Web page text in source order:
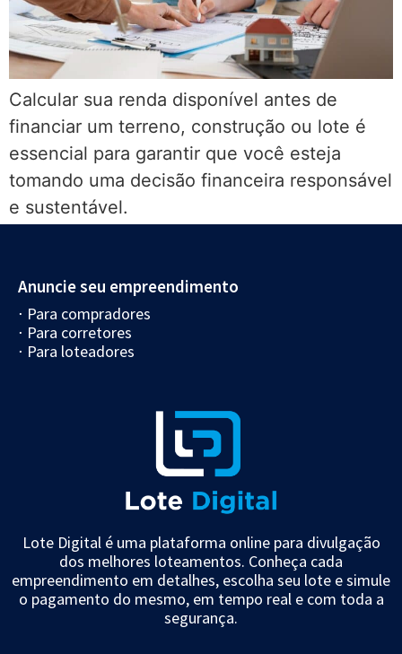
Calcular sua renda disponível antes de
financiar um terreno, construção ou lote é
essencial para garantir que você esteja
tomando uma decisão financeira responsável
e sustentável.
Anuncie seu empreendimento
⋅ Para compradores
⋅ Para corretores
⋅ Para loteadores
Lote Digital é uma plataforma online para divulgação
dos melhores loteamentos. Conheça cada
empreendimento em detalhes, escolha seu lote e simule
o pagamento do mesmo, em tempo real e com toda a
segurança.